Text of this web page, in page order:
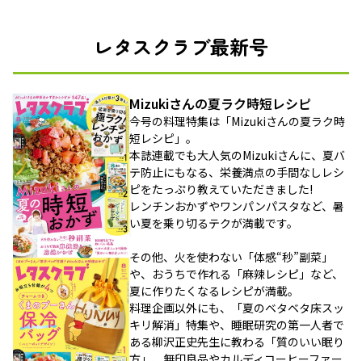
レタスクラブ最新号
Mizukiさんの夏ラク時短レシピ
今号の料理特集は「Mizukiさんの夏ラク時
短レシピ」。
本誌連載でも大人気のMizukiさんに、夏バ
テ防止にもなる、栄養満点の手間なしレシ
ピをたっぷり教えていただきました!
レンチンおかずやワンパンパスタなど、暑
い夏を乗り切るテクが満載です。
その他、火を使わない「体感“秒”副菜」
や、おうちで作れる「麻辣レシピ」など、
夏に作りたくなるレシピが満載。
料理企画以外にも、「夏のベタベタ床スッ
キリ解消」特集や、睡眠研究の第一人者で
ある柳沢正史先生に教わる「質のいい眠り